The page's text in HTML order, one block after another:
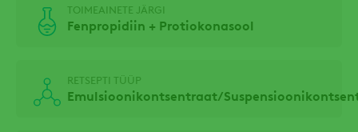
TOIMEAINETE JÄRGI
Fenpropidiin + Protiokonasool
RETSEPTI TÜÜP
Emulsioonikontsentraat/